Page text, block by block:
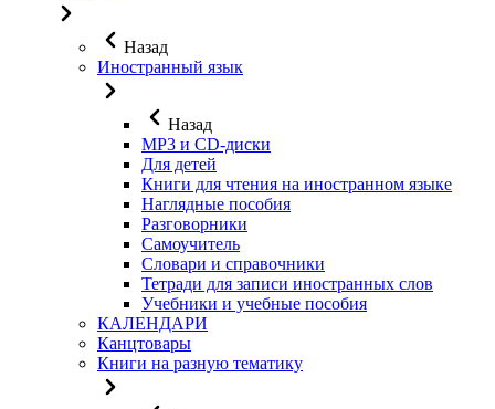
Назад
Иностранный язык
Назад
MP3 и CD-диски
Для детей
Книги для чтения на иностранном языке
Наглядные пособия
Разговорники
Самоучитель
Словари и справочники
Тетради для записи иностранных слов
Учебники и учебные пособия
КАЛЕНДАРИ
Канцтовары
Книги на разную тематику